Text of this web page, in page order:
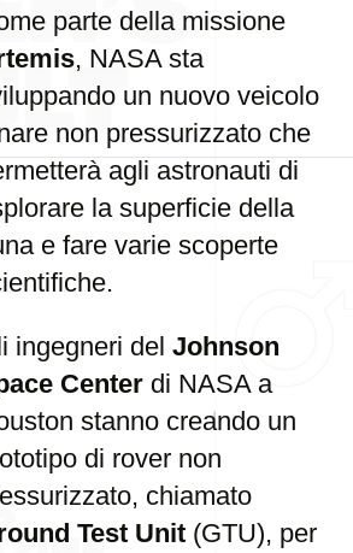
parte della missione
, NASA sta
un nuovo veicolo
non pressurizzato che
agli astronauti di
la superficie della
e fare varie scoperte
ingegneri del Johnson
Center di NASA a
stanno creando un
di rover non
chiamato
Test Unit (GTU), per